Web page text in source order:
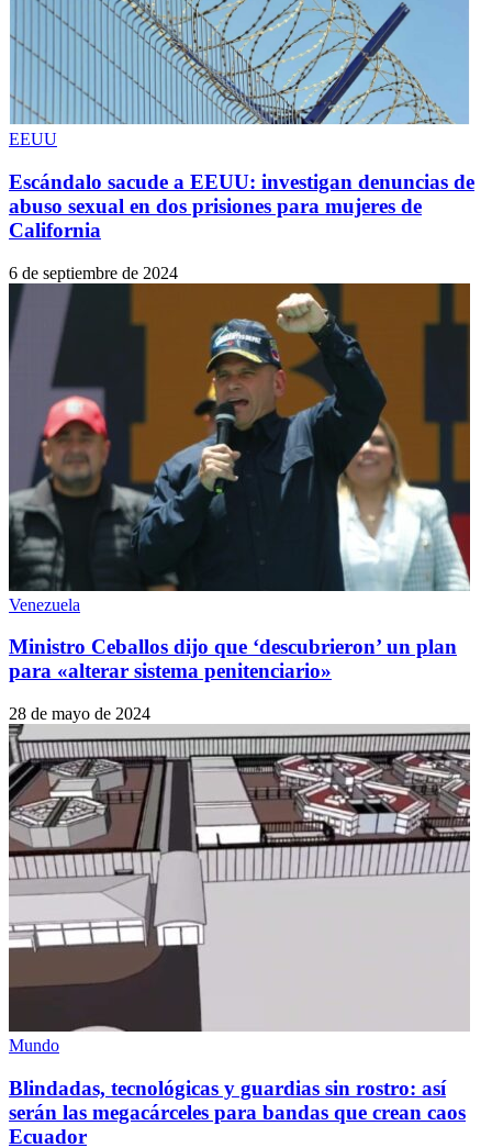
EEUU
Escándalo sacude a EEUU: investigan denuncias de
abuso sexual en dos prisiones para mujeres de
California
6 de septiembre de 2024
Venezuela
Ministro Ceballos dijo que ‘descubrieron’ un plan
para «alterar sistema penitenciario»
28 de mayo de 2024
Mundo
Blindadas, tecnológicas y guardias sin rostro: así
serán las megacárceles para bandas que crean caos
Ecuador